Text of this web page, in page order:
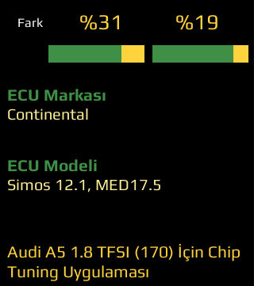
Fark %31 %19
ECU Markası
Continental
ECU Modeli
Simos 12.1, MED17.5
Audi A5 1.8 TFSI (170) İçin Chip
Tuning Uygulaması